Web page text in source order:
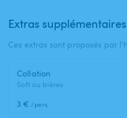
Extras supplémentaires
Ces extras sont proposés par
Collation
Soft ou bières
3 € /pers.